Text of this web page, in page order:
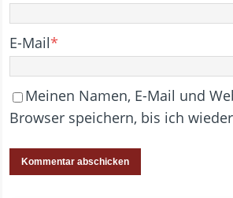
E-Mail*
Meinen Namen, E-Mail und
Browser speichern, bis ich